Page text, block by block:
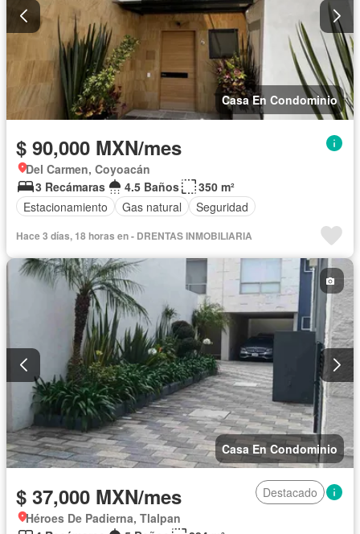
Casa En Condominio
$ 90,000 MXN/mes
Del Carmen, Coyoacán
3 Recámaras
4.5 Baños
350 m²
Estacionamiento
Gas natural Seguridad
Hace 3 días, 18 horas en - DRENTAS INMOBILIARIA
Casa En Condominio
$ 37,000 MXN/mes
Destacado
Héroes De Padierna, Tlalpan